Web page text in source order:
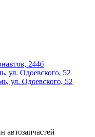
244б
ул. Одоевского, 52
ул. Одоевского, 52
автозапчастей